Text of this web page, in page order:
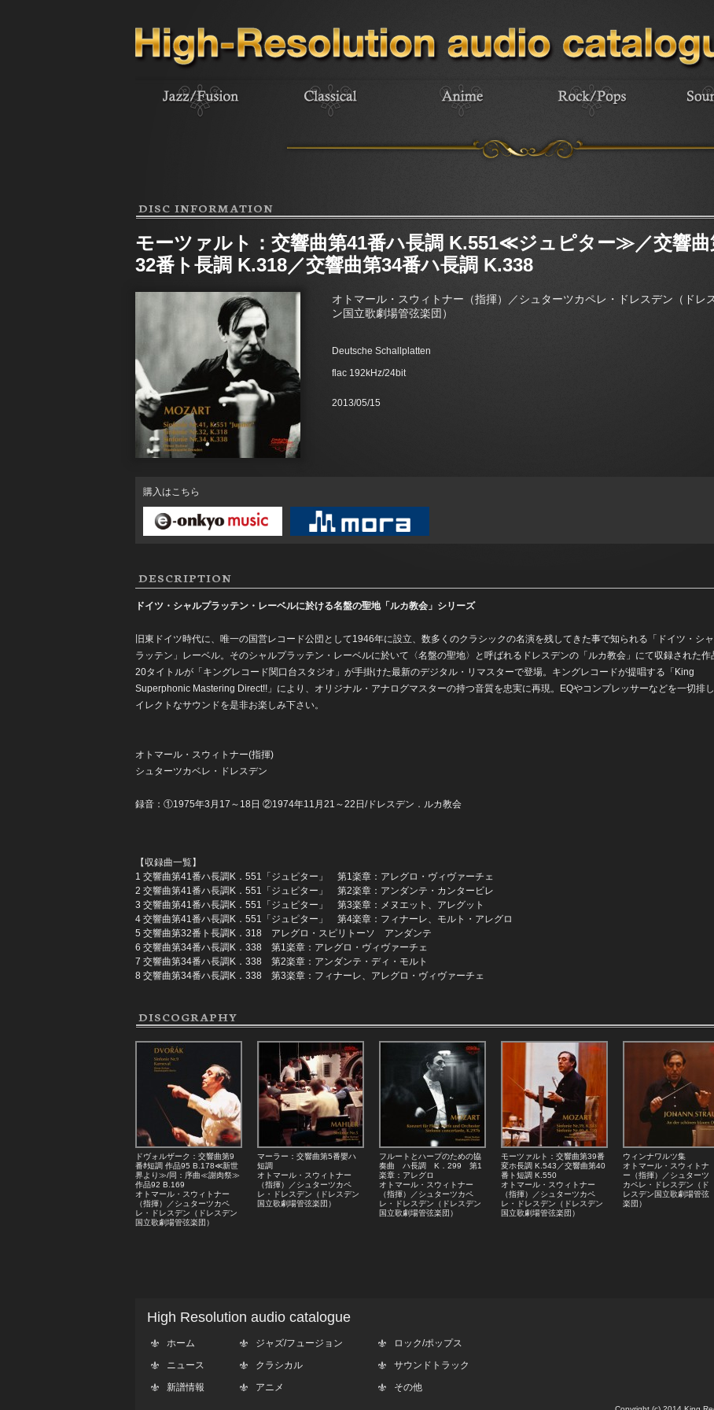
DISC INFORMATION
モーツァルト：交響曲第41番ハ長調 K.551≪ジュピター≫／交響曲
32番ト長調 K.318／交響曲第34番ハ長調 K.338
オトマール・スウィトナー（指揮）／シュターツカペレ・ドレスデン（ドレ
ン国立歌劇場管弦楽団）
Deutsche Schallplatten
flac 192kHz/24bit
2013/05/15
購入はこちら
DESCRIPTION
ドイツ・シャルプラッテン・レーベルに於ける名盤の聖地「ルカ教会」シリーズ
旧東ドイツ時代に、唯一の国営レコード公団として1946年に設立、数多くのクラシックの名演を残してきた事で知られる「ドイツ・シ
ラッテン」レーベル。そのシャルプラッテン・レーベルに於いて〈名盤の聖地〉と呼ばれるドレスデンの「ルカ教会」にて収録された作
20タイトルが「キングレコード関口台スタジオ」が手掛けた最新のデジタル・リマスターで登場。キングレコードが提唱する「King
Superphonic Mastering Direct!!」により、オリジナル・アナログマスターの持つ音質を忠実に再現。EQやコンプレッサーなどを一切排
イレクトなサウンドを是非お楽しみ下さい。
オトマール・スウィトナー(指揮)
シュターツカベレ・ドレスデン
録音：①1975年3月17～18日 ②1974年11月21～22日/ドレスデン．ルカ教会
【収録曲一覧】
1 交響曲第41番ハ長調K．551「ジュピター」 第1楽章：アレグロ・ヴィヴァーチェ
2 交響曲第41番ハ長調K．551「ジュピター」 第2楽章：アンダンテ・カンタービレ
3 交響曲第41番ハ長調K．551「ジュピター」 第3楽章：メヌエット、アレグット
4 交響曲第41番ハ長調K．551「ジュピター」 第4楽章：フィナーレ、モルト・アレグロ
5 交響曲第32番ト長調K．318 アレグロ・スピリトーソ アンダンテ
6 交響曲第34番ハ長調K．338 第1楽章：アレグロ・ヴィヴァーチェ
7 交響曲第34番ハ長調K．338 第2楽章：アンダンテ・ディ・モルト
8 交響曲第34番ハ長調K．338 第3楽章：フィナーレ、アレグロ・ヴィヴァーチェ
DISCOGRAPHY
ドヴォルザーク：交響曲第9
番ﾎ短調 作品95 B.178≪新世
界より≫/同：序曲≪謝肉祭≫
作品92 B.169
オトマール・スウィトナー
（指揮）／シュターツカペ
レ・ドレスデン（ドレスデン
国立歌劇場管弦楽団）
マーラー：交響曲第5番嬰ハ
短調
オトマール・スウィトナー
（指揮）／シュターツカペ
レ・ドレスデン（ドレスデン
国立歌劇場管弦楽団）
フルートとハープのための協
奏曲 ハ長調 K．299 第1
楽章：アレグロ
オトマール・スウィトナー
（指揮）／シュターツカペ
レ・ドレスデン（ドレスデン
国立歌劇場管弦楽団）
モーツァルト：交響曲第39番
変ホ長調 K.543／交響曲第40
番ト短調 K.550
オトマール・スウィトナー
（指揮）／シュターツカペ
レ・ドレスデン（ドレスデン
国立歌劇場管弦楽団）
ウィンナワルツ集
オトマール・スウィトナ
ー（指揮）／シュターツ
カペレ・ドレスデン（ド
レスデン国立歌劇場管弦
楽団）
High Resolution audio catalogue
ホーム
ニュース
新譜情報
ジャズ/フュージョン
クラシカル
アニメ
ロック/ポップス
サウンドトラック
その他